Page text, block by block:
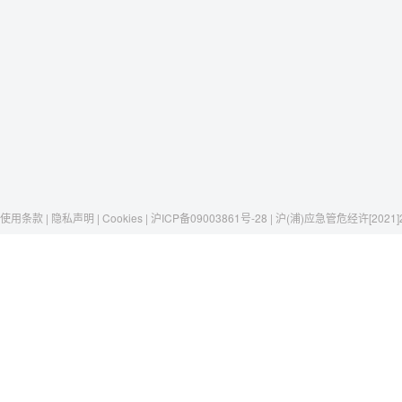
使用条款 | 隐私声明 | Cookies | 沪ICP备09003861号-28 | 沪(浦)应急管危经许